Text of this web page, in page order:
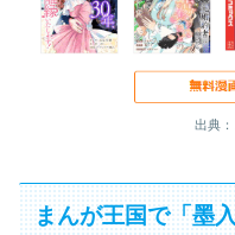
出典
まんが王国で「墨